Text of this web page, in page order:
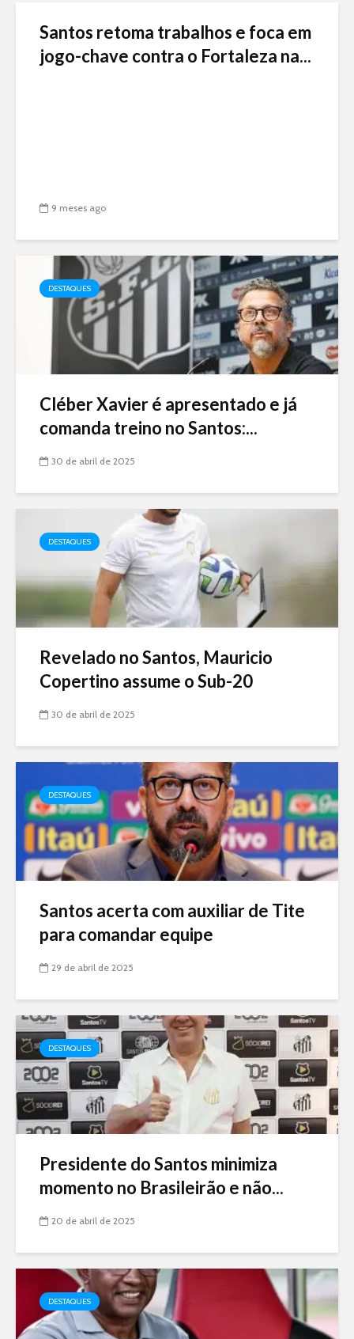
Santos retoma trabalhos e foca em
jogo-chave contra o Fortaleza na...
9 meses ago
DESTAQUES
Cléber Xavier é apresentado e já
comanda treino no Santos:...
30 de abril de 2025
DESTAQUES
Revelado no Santos, Mauricio
Copertino assume o Sub-20
30 de abril de 2025
DESTAQUES
Santos acerta com auxiliar de Tite
para comandar equipe
29 de abril de 2025
DESTAQUES
Presidente do Santos minimiza
momento no Brasileirão e não...
20 de abril de 2025
DESTAQUES